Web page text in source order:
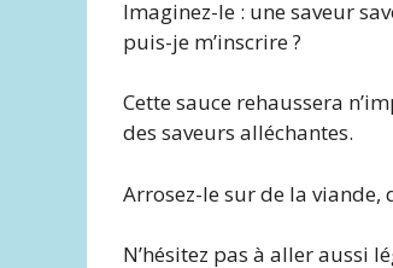
Imaginez-le : une saveur
puis-je m’inscrire ?
Cette sauce rehaussera
des saveurs alléchantes.
Arrosez-le sur de la
N’hésitez pas à aller aussi